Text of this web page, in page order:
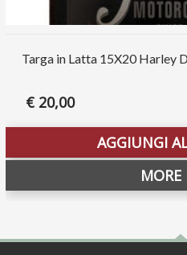
Targa in Latta 15X20 Harley
€ 20,00
AGGIUNGI